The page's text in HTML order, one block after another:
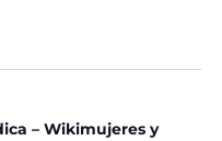
– Wikimujeres y